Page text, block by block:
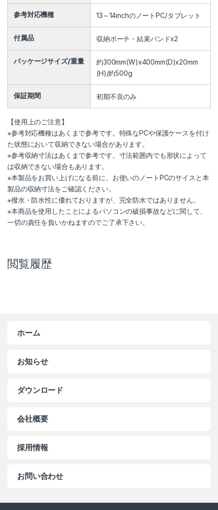
参考対応機種 13～14inchのノートPC/タブレット
付属品 収納ポーチ・結束バンドx2
パッケージサイズ/重量
約300mm(W)x400mm(D)x20mm
(H)/約500g
保証期間 初期不良のみ
【使用上のご注意】
※参考対応機種はあくまで参考です。特殊なPCや保護ケースを付け
た状態において収納できない場合があります。
※参考収納寸法はあくまで参考です。寸法範囲内でも形状によって
は収納できない場合もあります。
※本製品をお買い上げになる前に、お使いのノートPCのサイスと本
製品の収納寸法をご確認ください。
※撥水・防水性に優れておりますが、完全防水ではありません。
※本商品を使用したことによるパソコンの破損事故などに関して、
一切の責任を負いかねますのでご了承下さい。
閲覧履歴
ホーム
お知らせ
ダウンロード
会社概要
採用情報
お問い合わせ